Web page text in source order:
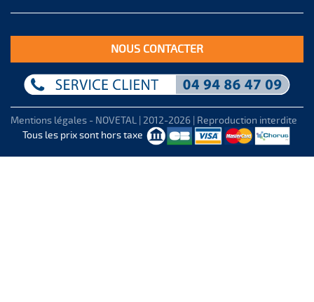
NOUS CONTACTER
Mentions légales - NOVETAL | 2012-2026 | Reproduction interdite
Tous les prix sont hors taxe